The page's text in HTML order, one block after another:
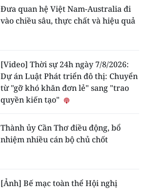
Đưa quan hệ Việt Nam-Australia đi
vào chiều sâu, thực chất và hiệu quả
[Video] Thời sự 24h ngày 7/8/2026:
Dự án Luật Phát triển đô thị: Chuyển
từ "gỡ khó khăn đơn lẻ" sang "trao
quyền kiến tạo"
Thành ủy Cần Thơ điều động, bổ
nhiệm nhiều cán bộ chủ chốt
[Ảnh] Bế mạc toàn thể Hội nghị